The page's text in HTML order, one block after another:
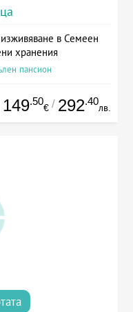
в Семеен
хранения
пансион
149.50
€ / 292.40
лв.